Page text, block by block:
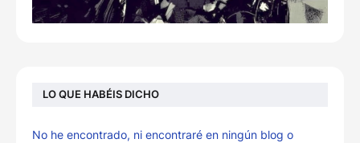
LO QUE HABÉIS DICHO
No he encontrado, ni encontraré en ningún blog o